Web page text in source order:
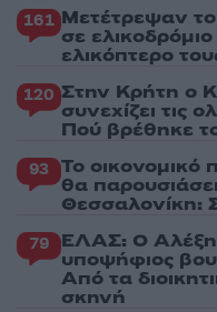
161 Μετέτρεψαν
σε
ελικόπτερο
120 Στην Κρήτη ο
συνεχίζει τις
Πού βρέθηκε
93 Το
θα
Θεσσαλονίκη:
79 ΕΛΑΣ: Ο
υποψήφιος
Από τα
σκηνή